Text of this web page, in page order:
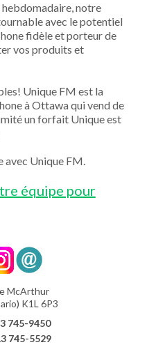
notre
avec le potentiel
fidèle et porteur de
vos produits et
Unique FM est la
à Ottawa qui vend de
un forfait Unique est
avec Unique FM.
équipe pour
McArthur
K1L 6P3
745-9450
745-5529